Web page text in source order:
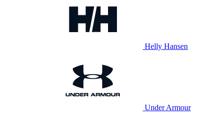
Helly Hansen
Under Armour